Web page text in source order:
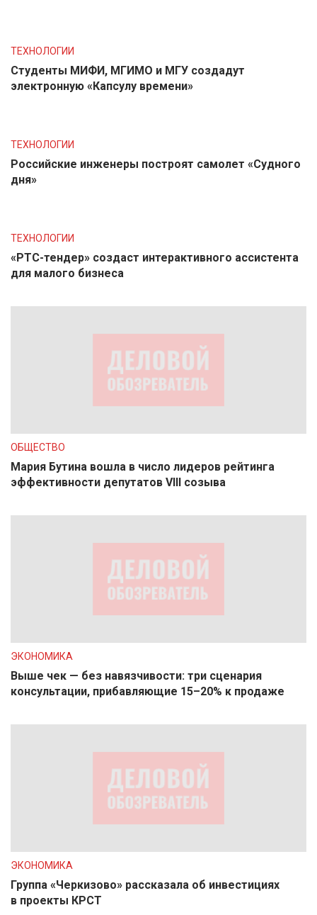
ТЕХНОЛОГИИ
Студенты МИФИ, МГИМО и МГУ создадут
электронную «Капсулу времени»
ТЕХНОЛОГИИ
Российские инженеры построят самолет «Судного
дня»
ТЕХНОЛОГИИ
«РТС-тендер» создаст интерактивного ассистента
для малого бизнеса
ОБЩЕСТВО
Мария Бутина вошла в число лидеров рейтинга
эффективности депутатов VIII созыва
ЭКОНОМИКА
Выше чек — без навязчивости: три сценария
консультации, прибавляющие 15–20% к продаже
ЭКОНОМИКА
Группа «Черкизово» рассказала об инвестициях
в проекты КРСТ